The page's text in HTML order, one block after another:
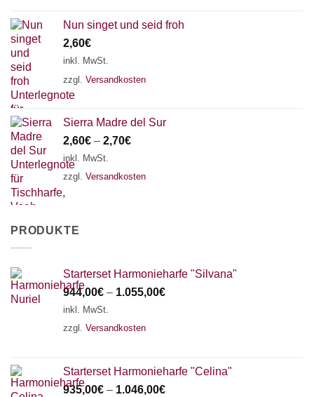
Nun singet und seid froh
2,60€
inkl. MwSt.
zzgl. Versandkosten
Sierra Madre del Sur
2,60€ – 2,70€
inkl. MwSt.
zzgl. Versandkosten
PRODUKTE
Starterset Harmonieharfe "Silvana"
944,00€ – 1.055,00€
inkl. MwSt.
zzgl. Versandkosten
Starterset Harmonieharfe "Celina"
935,00€ – 1.046,00€